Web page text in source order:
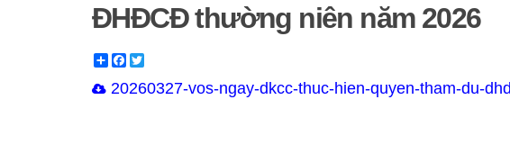
ĐHĐCĐ thường niên năm 2026
ShareFacebook
20260327-vos-ngay-dkcc-thuc-hien-quyen-tham-du-